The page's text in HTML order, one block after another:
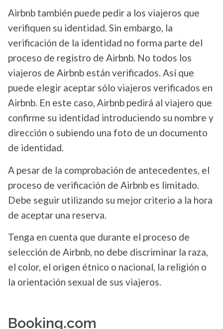
Airbnb también puede pedir a los viajeros que
verifiquen su identidad. Sin embargo, la
verificación de la identidad no forma parte del
proceso de registro de Airbnb. No todos los
viajeros de Airbnb están verificados. Así que
puede elegir aceptar sólo viajeros verificados en
Airbnb. En este caso, Airbnb pedirá al viajero que
confirme su identidad introduciendo su nombre y
dirección o subiendo una foto de un documento
de identidad.
A pesar de la comprobación de antecedentes, el
proceso de verificación de Airbnb es limitado.
Debe seguir utilizando su mejor criterio a la hora
de aceptar una reserva.
Tenga en cuenta que durante el proceso de
selección de Airbnb, no debe discriminar la raza,
el color, el origen étnico o nacional, la religión o
la orientación sexual de sus viajeros.
Booking.com